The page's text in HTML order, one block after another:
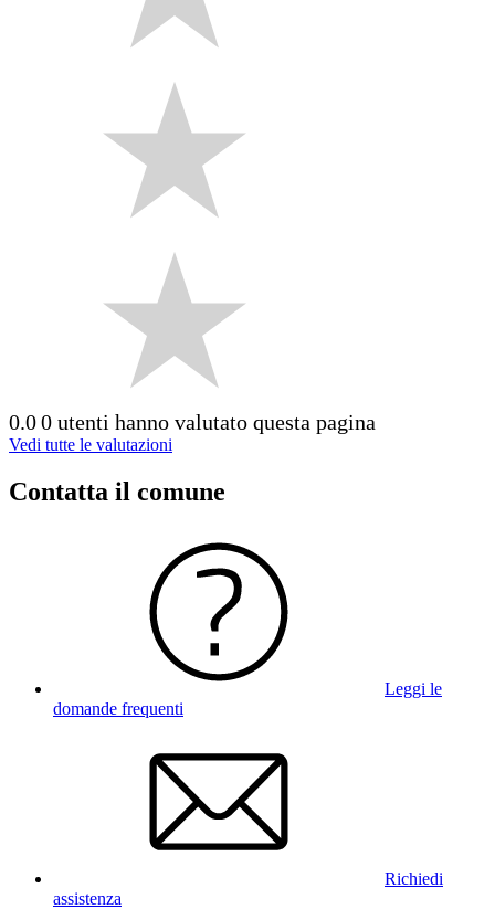
0.00 utenti hanno valutato questa pagina
Vedi tutte le valutazioni
Contatta il comune
Leggi le
domande frequenti
Richiedi
assistenza